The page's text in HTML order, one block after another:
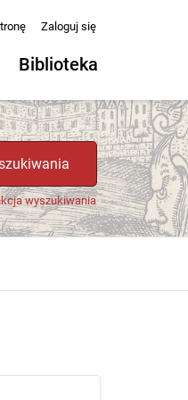
Zaloguj się
Biblioteka
wyszukiwania